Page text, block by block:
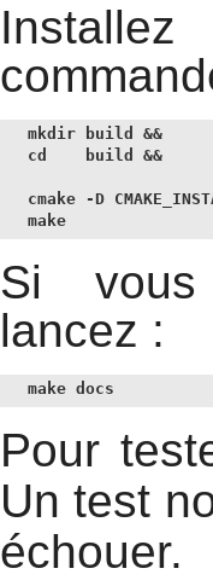
Installez
mkdir build &&
cd    build &&
cmake -D
make
Si vous
lancez :
make docs
Pour
Un test
échouer.